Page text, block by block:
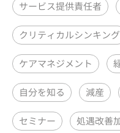
サービス提供責任者
クリティカルシンキング
ケアマネジメント
自分を知る 減産
セミナー 処遇改善